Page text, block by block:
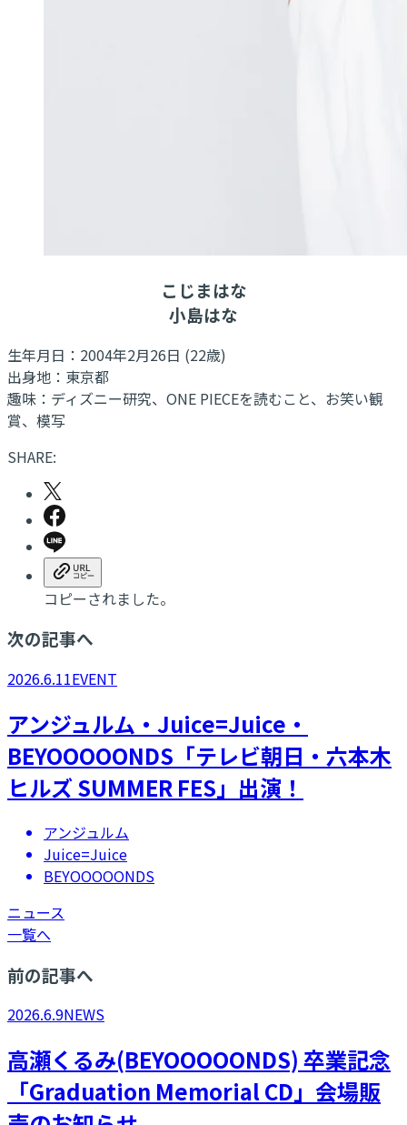
こじまはな
小島はな
生年月日：2004年2月26日 (22歳)
出身地：東京都
趣味：ディズニー研究、ONE PIECEを読むこと、お笑い観
賞、模写
SHARE:
コピーされました。
次の記事へ
2026.6.11EVENT
アンジュルム・Juice=Juice・
BEYOOOOONDS「テレビ朝日・六本木
ヒルズ SUMMER FES」出演！
アンジュルム
Juice=Juice
BEYOOOOONDS
ニュース
一覧へ
前の記事へ
2026.6.9NEWS
高瀬くるみ(BEYOOOOONDS) 卒業記念
「Graduation Memorial CD」会場販